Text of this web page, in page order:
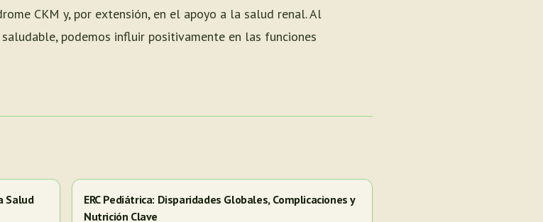
CKM y, por extensión, en el apoyo a la salud renal. Al
podemos influir positivamente en las funciones
Salud
ERC Pediátrica: Disparidades Globales, Complicaciones y
Nutrición Clave